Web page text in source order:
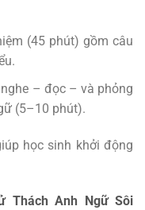
(45 phút) gồm câu
– đọc – và phỏng
(5–10 phút).
học sinh khởi động
Thách Anh Ngữ Sôi